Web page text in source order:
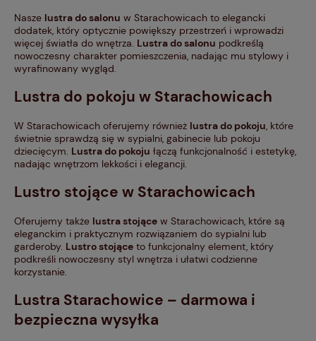
Nasze lustra do salonu w Starachowicach to elegancki
dodatek, który optycznie powiększy przestrzeń i wprowadzi
więcej światła do wnętrza. Lustra do salonu podkreślą
nowoczesny charakter pomieszczenia, nadając mu stylowy i
wyrafinowany wygląd.
Lustra do pokoju w Starachowicach
W Starachowicach oferujemy również lustra do pokoju, które
świetnie sprawdzą się w sypialni, gabinecie lub pokoju
dziecięcym. Lustra do pokoju łączą funkcjonalność i estetykę,
nadając wnętrzom lekkości i elegancji.
Lustro stojące w Starachowicach
Oferujemy także lustra stojące w Starachowicach, które są
eleganckim i praktycznym rozwiązaniem do sypialni lub
garderoby. Lustro stojące to funkcjonalny element, który
podkreśli nowoczesny styl wnętrza i ułatwi codzienne
korzystanie.
Lustra Starachowice – darmowa i
bezpieczna wysyłka